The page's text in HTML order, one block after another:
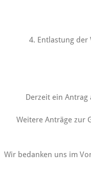
4. Entlastung der
Derzeit ein Antrag
Weitere Anträge zur
Wir bedanken uns im